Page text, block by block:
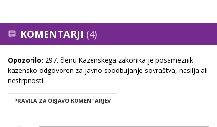
KOMENTARJI (4)
Opozorilo: 297. členu Kazenskega zakonika je posameznik
kazensko odgovoren za javno spodbujanje sovraštva, nasilja ali
nestrpnosti.
PRAVILA ZA OBJAVO KOMENTARJEV